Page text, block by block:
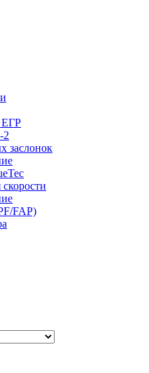
ЕГР
2
заслонок
FAP)